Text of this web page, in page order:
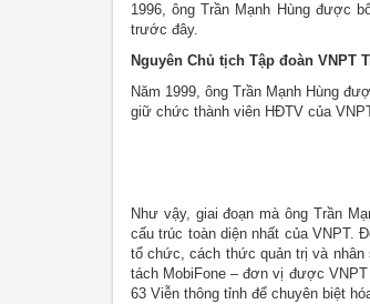
1996, ông Trần Mạnh Hùng được
trước đây.
Nguyên Chủ tịch Tập đoàn VNPT
Năm 1999, ông Trần Mạnh Hùng
giữ chức thành viên HĐTV của
Như vậy, giai đoạn mà ông Trần
cấu trúc toàn diện nhất của VNPT.
tổ chức, cách thức quản trị và
tách MobiFone – đơn vị được
63 Viễn thông tỉnh để chuyên biệt